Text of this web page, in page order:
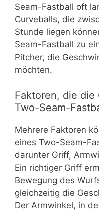
Seam-Fastball oft
Curveballs, die
Stunde liegen
Seam-Fastball zu
Pitcher, die
möchten.
Faktoren, die
Two-Seam-
Mehrere Faktoren
eines Two-Seam-
darunter Griff,
Ein richtiger Griff
Bewegung des
gleichzeitig die
Der Armwinkel, in